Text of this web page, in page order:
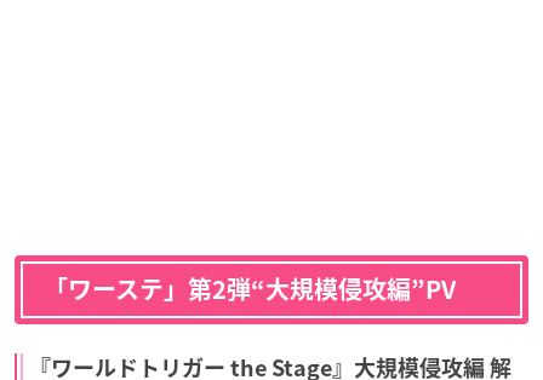
「ワーステ」第2弾“大規模侵攻編”PV
『ワールドトリガー the Stage』大規模侵攻編 解